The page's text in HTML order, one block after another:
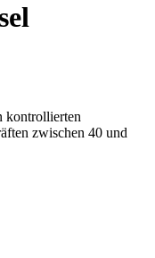
kontrollierten
zwischen 40 und